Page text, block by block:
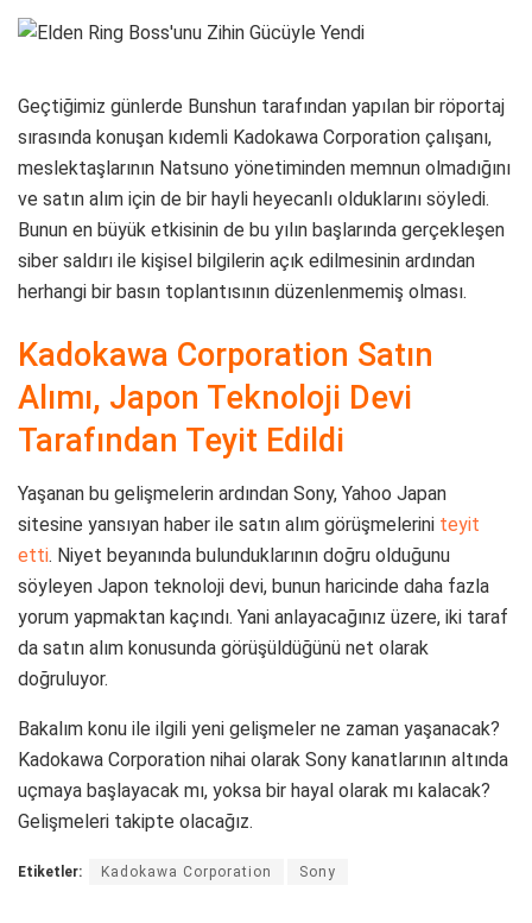
Geçtiğimiz günlerde Bunshun tarafından yapılan bir röportaj
sırasında konuşan kıdemli Kadokawa Corporation çalışanı,
meslektaşlarının Natsuno yönetiminden memnun olmadığını
ve satın alım için de bir hayli heyecanlı olduklarını söyledi.
Bunun en büyük etkisinin de bu yılın başlarında gerçekleşen
siber saldırı ile kişisel bilgilerin açık edilmesinin ardından
herhangi bir basın toplantısının düzenlenmemiş olması.
Kadokawa Corporation Satın
Alımı, Japon Teknoloji Devi
Tarafından Teyit Edildi
Yaşanan bu gelişmelerin ardından Sony, Yahoo Japan
sitesine yansıyan haber ile satın alım görüşmelerini teyit
etti. Niyet beyanında bulunduklarının doğru olduğunu
söyleyen Japon teknoloji devi, bunun haricinde daha fazla
yorum yapmaktan kaçındı. Yani anlayacağınız üzere, iki taraf
da satın alım konusunda görüşüldüğünü net olarak
doğruluyor.
Bakalım konu ile ilgili yeni gelişmeler ne zaman yaşanacak?
Kadokawa Corporation nihai olarak Sony kanatlarının altında
uçmaya başlayacak mı, yoksa bir hayal olarak mı kalacak?
Gelişmeleri takipte olacağız.
Etiketler: Kadokawa Corporation Sony